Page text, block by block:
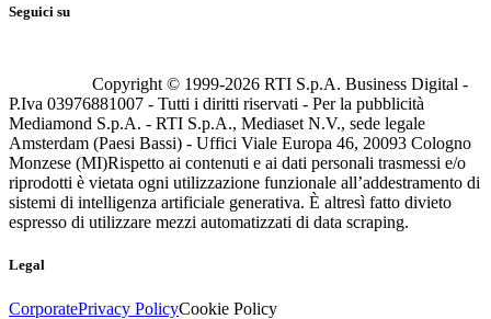
Seguici su
Copyright © 1999-2026 RTI S.p.A. Business Digital -
P.Iva 03976881007 - Tutti i diritti riservati - Per la pubblicità
Mediamond S.p.A. - RTI S.p.A., Mediaset N.V., sede legale
Amsterdam (Paesi Bassi) - Uffici Viale Europa 46, 20093 Cologno
Monzese (MI)Rispetto ai contenuti e ai dati personali trasmessi e/o
riprodotti è vietata ogni utilizzazione funzionale all’addestramento di
sistemi di intelligenza artificiale generativa. È altresì fatto divieto
espresso di utilizzare mezzi automatizzati di data scraping.
Legal
CorporatePrivacy PolicyCookie Policy